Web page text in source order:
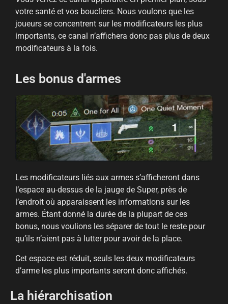
votre santé et vos boucliers. Nous voulons que les
joueurs se concentrent sur les modificateurs les plus
importants, ce canal n’affichera donc pas plus de deux
modificateurs à la fois.
Les bonus d'armes
Les modificateurs liés aux armes s’afficheront dans
l’espace au-dessus de la jauge de Super, près de
l’endroit où apparaissent les informations sur les
armes. Étant donné la durée de la plupart de ces
bonus, nous voulions les séparer de tout le reste pour
qu’ils n’aient pas à lutter pour avoir de la place.
Cet espace est réduit, seuls les deux modificateurs
d’arme les plus importants seront donc affichés.
La hiérarchisation